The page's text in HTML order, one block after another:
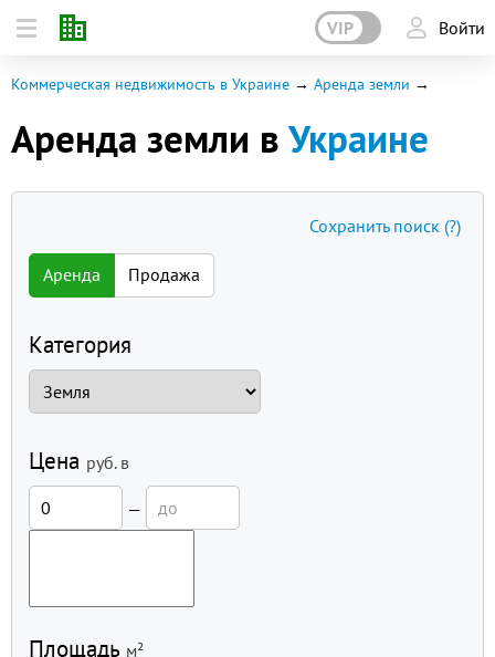
VIP Войти
Коммерческая недвижимость в Украине Аренда земли
Аренда земли вУкраине
Аренда Продажа
Категория
Цена руб. в
—
Площадь м²
Сохранить поиск (?)